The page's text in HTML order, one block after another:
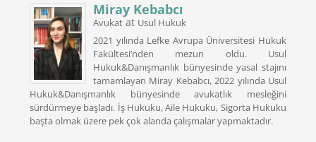
Miray Kebabcı
Avukat at Usul Hukuk
2021 yılında Lefke Avrupa Üniversitesi Hukuk
Fakültesi’nden mezun oldu. Usul
Hukuk&Danışmanlık bünyesinde yasal stajını
tamamlayan Miray Kebabcı, 2022 yılında Usul
Hukuk&Danışmanlık bünyesinde avukatlık mesleğini
sürdürmeye başladı. İş Hukuku, Aile Hukuku, Sigorta Hukuku
başta olmak üzere pek çok alanda çalışmalar yapmaktadır.